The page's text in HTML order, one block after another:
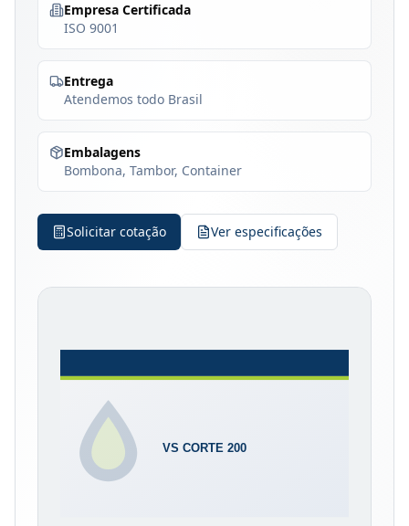
Empresa Certificada
ISO 9001
Entrega
Atendemos todo Brasil
Embalagens
Bombona, Tambor, Container
Solicitar cotação Ver especificações